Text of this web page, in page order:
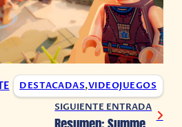
DESTACADAS,VIDEOJUEGOS
SIGUIENTE ENTRADA